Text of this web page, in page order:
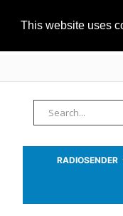
This website uses
RADIOSENDER